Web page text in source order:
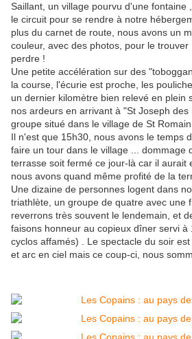
Saillant, un village pourvu d'une fontaine
le circuit pour se rendre à notre
plus du carnet de route, nous avons un
couleur, avec des photos, pour le
perdre !
Une petite accélération sur des
la course, l'écurie est proche, les
un dernier kilomètre bien relevé en plein
nos ardeurs en arrivant à "St Joseph
groupe situé dans le village de St Romain.
Il n'est que 15h30, nous avons le temps
faire un tour dans le village ... dommage
terrasse soit fermé ce jour-là car il aurait
nous avons quand même profité de la
Une dizaine de personnes logent dans
triathlète, un groupe de quatre avec une
reverrons très souvent le lendemain, et
faisons honneur au copieux dîner servi à
cyclos affamés) . Le spectacle du soir
et arc en ciel mais ce coup-ci, nous